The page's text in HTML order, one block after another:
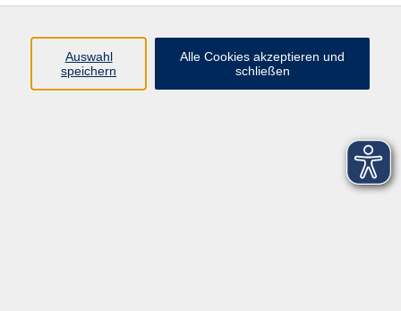
Datenschutzerklärung
Auswahl
speichern
Alle Cookies akzeptieren und
schließen